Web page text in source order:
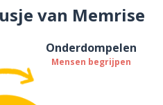
van Memrise
Onderdompelen
Mensen begrijpen